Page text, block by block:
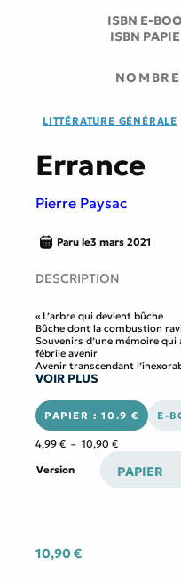
ISBN E-
ISBN
LITTÉRATURE GÉNÉRALE
Errance
Pierre Paysac
Paru le3 mars 2021
DESCRIPTION
« L’arbre qui devient bûche
Bûche dont la combustion
Souvenirs d’une mémoire
fébrile avenir
Avenir transcendant
Évolution qui se
Que serai-je demain ? »
Errance est le recueil des
qui se rencontrent et
expériences. Des poèmes où
pour laisser libre cours à la
VOIR PLUS
PAPIER : 10.9 € E-
4,99 € – 10,90 €Plage
prix :
Version
10,90€